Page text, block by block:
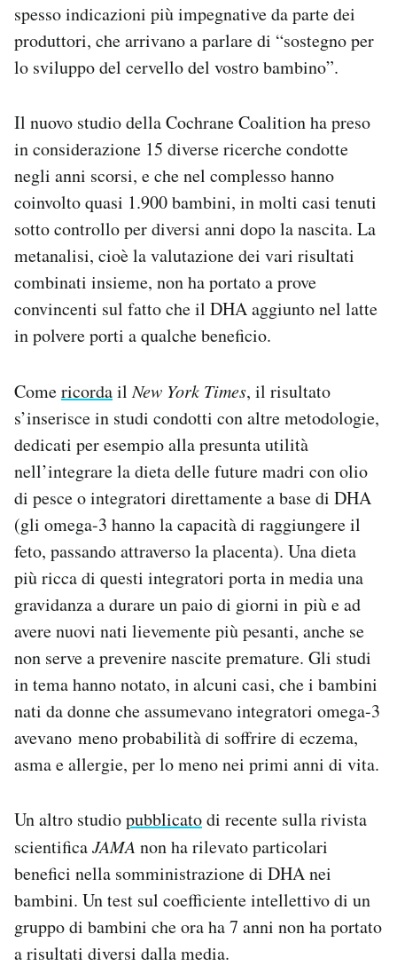
spesso indicazioni più impegnative da parte dei
produttori, che arrivano a parlare di “sostegno per
lo sviluppo del cervello del vostro bambino”.
Il nuovo studio della Cochrane Coalition ha preso
in considerazione 15 diverse ricerche condotte
negli anni scorsi, e che nel complesso hanno
coinvolto quasi 1.900 bambini, in molti casi tenuti
sotto controllo per diversi anni dopo la nascita. La
metanalisi, cioè la valutazione dei vari risultati
combinati insieme, non ha portato a prove
convincenti sul fatto che il DHA aggiunto nel latte
in polvere porti a qualche beneficio.
ComericordailNew York Times, il risultato
s’inserisce in studi condotti con altre metodologie,
dedicati per esempio alla presunta utilità
nell’integrare la dieta delle future madri con olio
di pesce o integratori direttamente a base di DHA
(gli omega-3 hanno la capacità di raggiungere il
feto, passando attraverso la placenta). Una dieta
più ricca di questi integratori porta in media una
gravidanza a durare un paio di giorni in più e ad
avere nuovi nati lievemente più pesanti, anche se
non serve a prevenire nascite premature. Gli studi
in tema hanno notato, in alcuni casi, che i bambini
nati da donne che assumevano integratori omega-3
avevano meno probabilità di soffrire di eczema,
asma e allergie, per lo meno nei primi anni di vita.
Un altro studiopubblicatodi recente sulla rivista
scientificaJAMA non ha rilevato particolari
benefici nella somministrazione di DHA nei
bambini. Un test sul coefficiente intellettivo di un
gruppo di bambini che ora ha 7 anni non ha portato
a risultati diversi dalla media.